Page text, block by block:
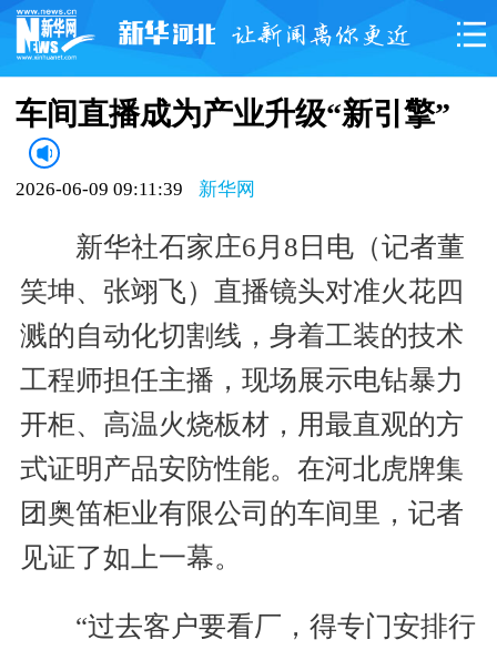
车间直播成为产业升级“新引擎”
2026-06-09 09:11:39 新华网
新华社石家庄6月8日电（记者董
笑坤、张翊飞）直播镜头对准火花四
溅的自动化切割线，身着工装的技术
工程师担任主播，现场展示电钻暴力
开柜、高温火烧板材，用最直观的方
式证明产品安防性能。在河北虎牌集
团奥笛柜业有限公司的车间里，记者
见证了如上一幕。
“过去客户要看厂，得专门安排行